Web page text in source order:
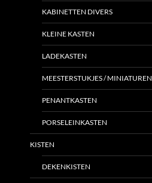
KABINETTEN DIVERS
KLEINE KASTEN
LADEKASTEN
MEESTERSTUKJES / MINIATUREN
PENANTKASTEN
PORSELEINKASTEN
KISTEN
DEKENKISTEN